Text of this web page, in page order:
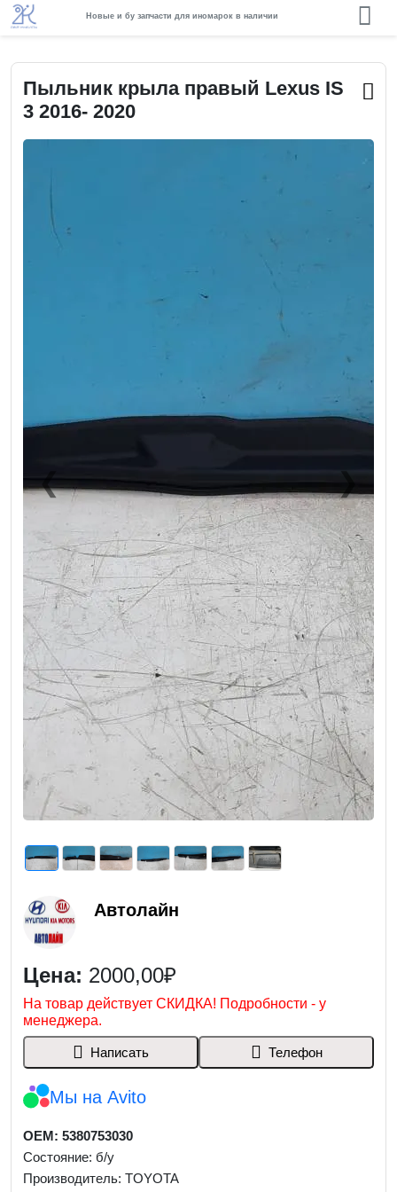
Новые и бу запчасти для иномарок в наличии
Пыльник крыла правый Lexus IS
3 2016- 2020
❮Previous ❯Next
Автолайн
Цена: 2000,00₽
На товар действует СКИДКА! Подробности - у
менеджера.
Написать Телефон
Мы на Avito
OEM: 5380753030
Состояние: б/у
Производитель: TOYOTA